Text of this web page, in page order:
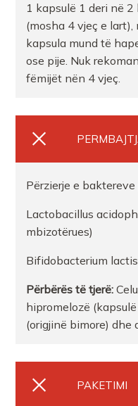
1 kapsulë 1 deri në
(mosha 4 vjeç e lart),
kapsula mund të
ose pije. Nuk
fëmijët nën 4 vjeç.
Përzierje e
Lactobacillus
mbizotërues)
Bifidobacterium
Përbërës të tjerë:
hipromelozë
(origjinë bimore) dhe
PAKETIMI